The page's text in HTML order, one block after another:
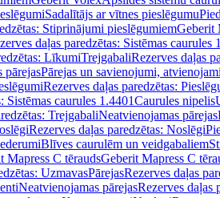
Sadalītājs ar vītnes pieslēgumu
Stiprinājumi pieslēgumiemGeberit
daļas paredzētas: Sistēmas caurules
LīkumiTrejgabaliRezerves daļas
pārejasPārejas un savienojumi, atvienojami
Rezerves daļas paredzētas:
Sistēmas caurules 1.4401Caurules nipelis
TrejgabaliNeatvienojamas pārejas
Rezerves daļas paredzētas: Noslēgi
Blīves caurulēm un veidgabaliem
Mapress C tēraudsGeberit Mapress C
UzmavasPārejasRezerves daļas
Neatvienojamas pārejasRezerves daļas